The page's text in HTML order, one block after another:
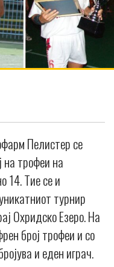
Пелистер се
на трофеи на
14. Тие се и
турнир
Охридско Езеро. На
број трофеи и со
и еден играч.